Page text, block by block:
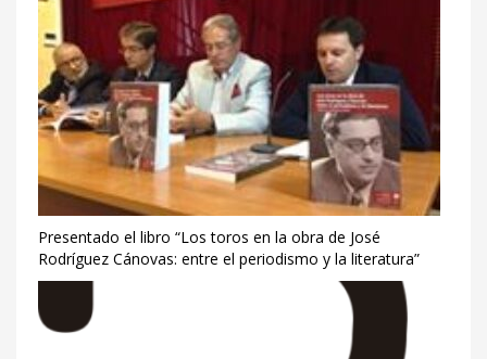
Presentado el libro “Los toros en la obra de José
Rodríguez Cánovas: entre el periodismo y la literatura”